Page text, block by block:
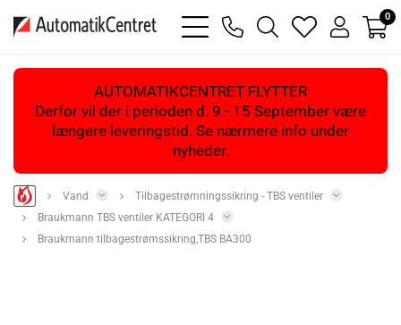
bars
light
phone
magnifying
glass
heart
light
user
light
0
AUTOMATIKCENTRET FLYTTER
Derfor vil der i perioden d. 9 - 15 September være
længere leveringstid. Se nærmere info under
nyheder.
Vand
Tilbagestrømningssikring - TBS ventiler
Braukmann TBS ventiler KATEGORI 4
Braukmann tilbagestrømssikring,TBS BA300